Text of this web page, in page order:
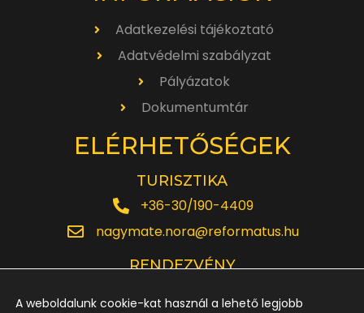
Adatkezelési tájékoztató
Adatvédelmi szabályzat
Pályázatok
Dokumentumtár
ELÉRHETŐSÉGEK
TURISZTIKA
+36-30/190-4409
nagymate.nora@reformatus.hu
RENDEZVÉNY
A weboldalunk cookie-kat használ a lehető legjobb